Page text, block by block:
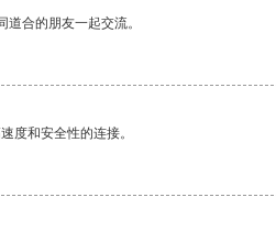
合的朋友一起交流。
度和安全性的连接。